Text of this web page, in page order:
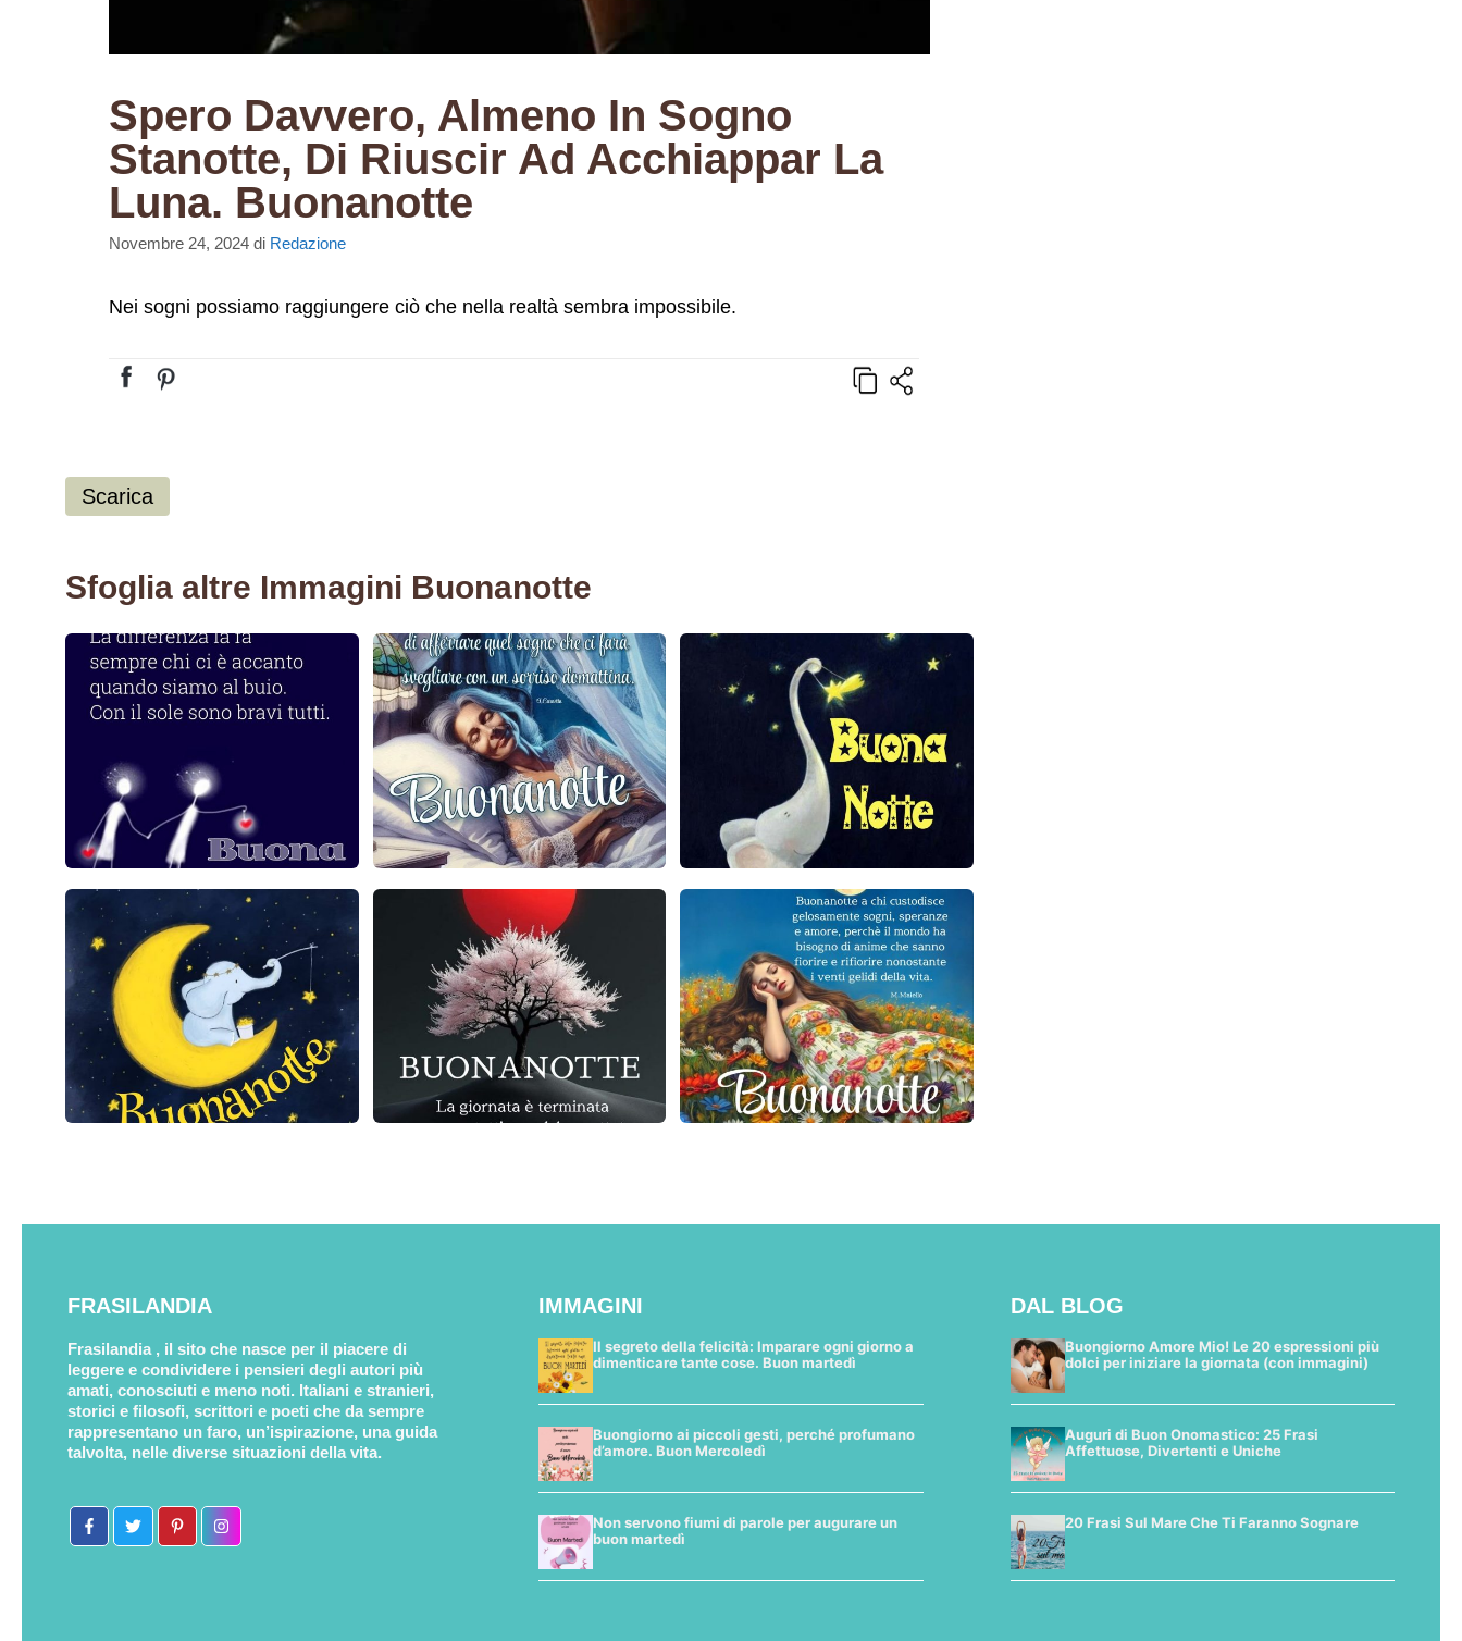
Spero Davvero, Almeno In Sogno
Stanotte, Di Riuscir Ad Acchiappar La
Luna. Buonanotte
Novembre 24, 2024 di Redazione
Nei sogni possiamo raggiungere ciò che nella realtà sembra impossibile.
Scarica
Sfoglia altre Immagini Buonanotte
FRASILANDIA
Frasilandia , il sito che nasce per il piacere di
leggere e condividere i pensieri degli autori più
amati, conosciuti e meno noti. Italiani e stranieri,
storici e filosofi, scrittori e poeti che da sempre
rappresentano un faro, un’ispirazione, una guida
talvolta, nelle diverse situazioni della vita.
IMMAGINI
Il segreto della felicità: Imparare ogni giorno a
dimenticare tante cose. Buon martedì
Buongiorno ai piccoli gesti, perché profumano
d’amore. Buon Mercoledì
Non servono fiumi di parole per augurare un
buon martedì
DAL BLOG
Buongiorno Amore Mio! Le 20 espressioni più
dolci per iniziare la giornata (con immagini)
Auguri di Buon Onomastico: 25 Frasi
Affettuose, Divertenti e Uniche
20 Frasi Sul Mare Che Ti Faranno Sognare